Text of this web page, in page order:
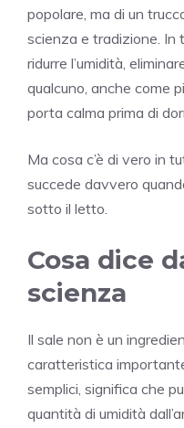
popolare, ma di un
scienza e tradizione. In
ridurre l’umidità,
qualcuno, anche come
porta calma prima di
Ma cosa c’è di vero in
succede davvero
sotto il letto.
Cosa dice
scienza
Il sale non è un
caratteristica
semplici, significa che
quantità di umidità